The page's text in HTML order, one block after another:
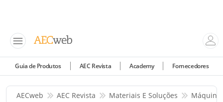
Guia de Produtos AEC Revista Academy Fornecedores
AECweb AEC Revista Materiais E Soluções